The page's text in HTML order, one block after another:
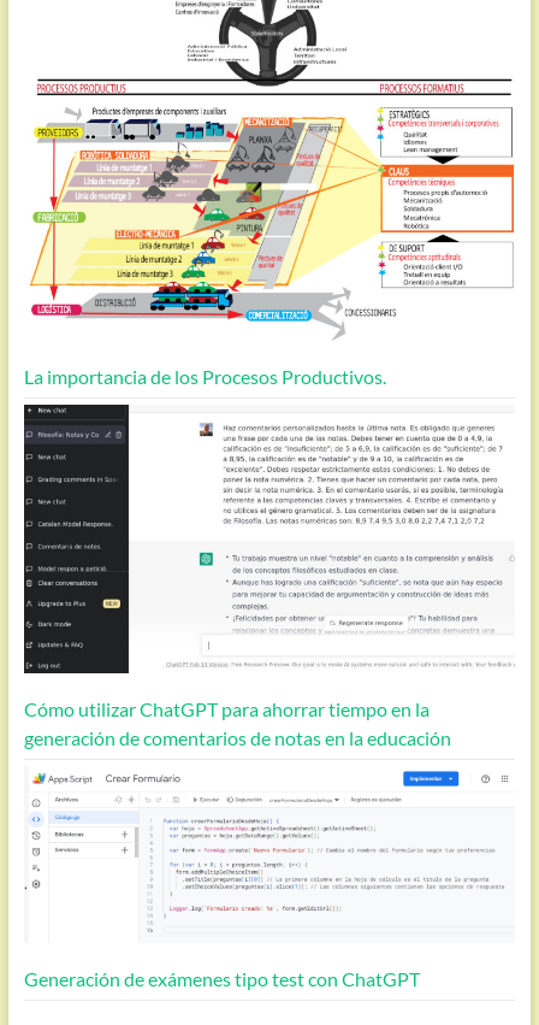
La importancia de los Procesos Productivos.
Cómo utilizar ChatGPT para ahorrar tiempo en la
generación de comentarios de notas en la educación
Generación de exámenes tipo test con ChatGPT